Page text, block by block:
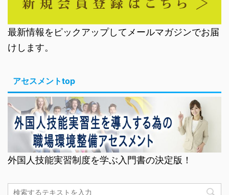
最新情報をピックアップしてメールマガジンでお届
けします。
アセスメントtop
外国人技能実習制度を学ぶ入門書の決定版！